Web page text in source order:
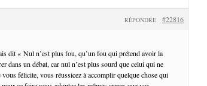
#22816
RÉPONDRE
dit « Nul n’est plus fou, qu’un fou qui prétend avoir la
dans un débat, car nul n’est plus sourd que celui qui ne
félicite, vous réussicez à accomplir quelque chose qui